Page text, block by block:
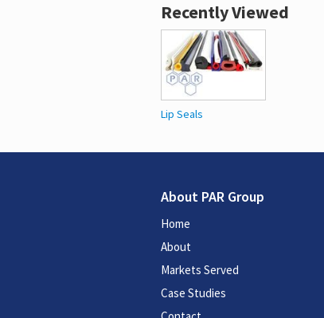
Recently Viewed
Lip Seals
About PAR Group
Home
About
Markets Served
Case Studies